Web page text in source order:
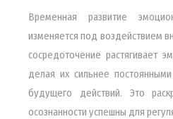
Временная развитие
изменяется под воздействием
сосредоточение растягивает
делая их сильнее
будущего действий. Это
осознанности успешны для